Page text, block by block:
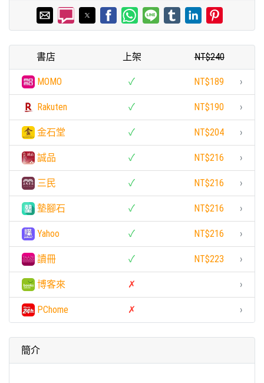
書店 上架 NT$240
MOMO ✓ NT$189 ›
Rakuten ✓ NT$190 ›
金石堂 ✓ NT$204 ›
誠品 ✓ NT$216 ›
三民 ✓ NT$216 ›
墊腳石 ✓ NT$216 ›
Yahoo ✓ NT$216 ›
讀冊 ✓ NT$223 ›
博客來 ✗ ›
PChome ✗ ›
簡介